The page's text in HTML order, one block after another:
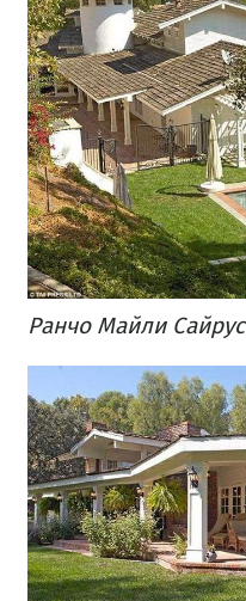
Ранчо Майли Сайрус